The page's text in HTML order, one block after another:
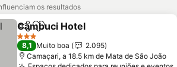
os resultados
PartilharAdicionar aos favoritos
Cambuci Hotel
3 Estrelas
8,1 Muito boa
2.095
Camaçari, a 18.5 km de Mata de São João